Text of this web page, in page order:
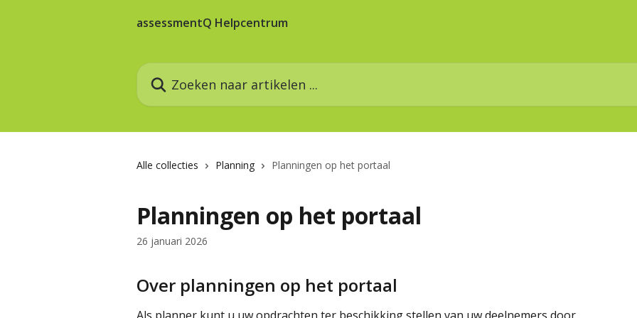
assessmentQ Helpcentrum
Zoeken naar artikelen ...
Alle collecties Planning Planningen op het portaal
Planningen op het portaal
26 januari 2026
Over planningen op het portaal